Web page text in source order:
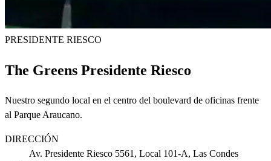
PRESIDENTE RIESCO
The Greens Presidente Riesco
Nuestro segundo local en el centro del boulevard de oficinas frente
al Parque Araucano.
DIRECCIÓN
Av. Presidente Riesco 5561, Local 101-A, Las Condes